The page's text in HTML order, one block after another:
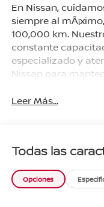
En Nissan,
siempre al
100,000 km.
constante
especializado y
Nissan para
Leer Más...
Todas las
Opciones